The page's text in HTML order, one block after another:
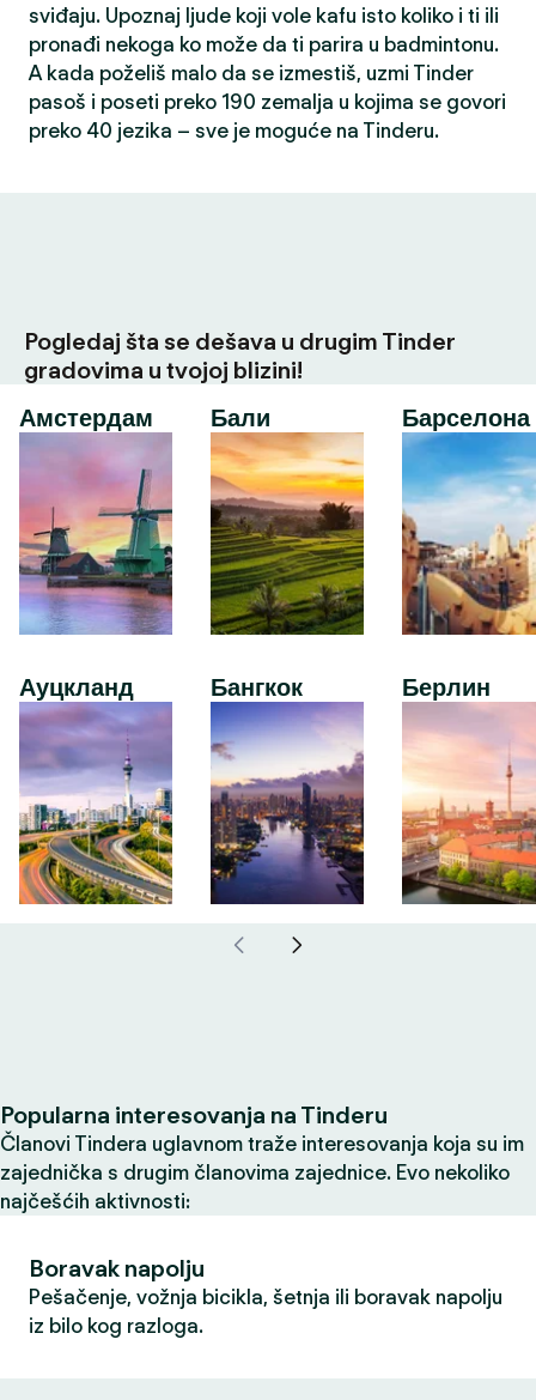
sviđaju. Upoznaj ljude koji vole kafu isto koliko i ti ili
pronađi nekoga ko može da ti parira u badmintonu.
A kada poželiš malo da se izmestiš, uzmi Tinder
pasoš i poseti preko 190 zemalja u kojima se govori
preko 40 jezika – sve je moguće na Tinderu.
Pogledaj šta se dešava u drugim Tinder
gradovima u tvojoj blizini!
Амстердам
Ауцкланд
Бали
Бангкок
Барселона
Берлин
Popularna interesovanja na Tinderu
Članovi Tindera uglavnom traže interesovanja koja su im
zajednička s drugim članovima zajednice. Evo nekoliko
najčešćih aktivnosti:
Boravak napolju
Pešačenje, vožnja bicikla, šetnja ili boravak napolju
iz bilo kog razloga.